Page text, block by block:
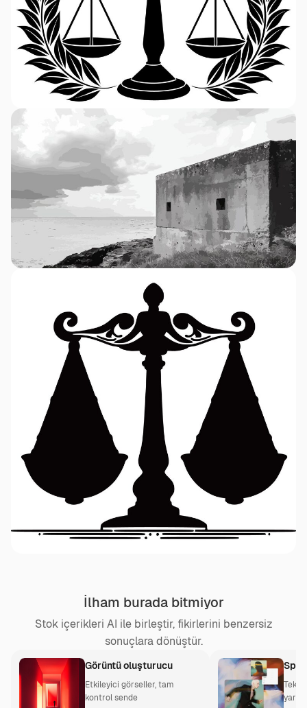
İlham burada bitmiyor
Stok içerikleri AI ile birleştir, fikirlerini benzersiz
sonuçlara dönüştür.
Görüntü oluşturucu
Etkileyici görseller, tam
kontrol sende
Tek